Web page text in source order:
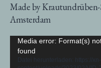
Made by Krautundrüben-
Amsterdam
Video-
Player
Media error: Format(s)
found
Datei herunterladen: https://